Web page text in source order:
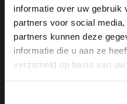
informatie over uw gebruik
partners voor social
partners kunnen deze
informatie die u aan ze
verzameld op basis van